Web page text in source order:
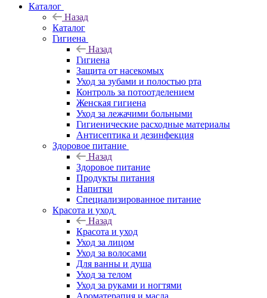
Каталог
Назад
Каталог
Гигиена
Назад
Гигиена
Защита от насекомых
Уход за зубами и полостью рта
Контроль за потоотделением
Женская гигиена
Уход за лежачими больными
Гигиенические расходные материалы
Антисептика и дезинфекция
Здоровое питание
Назад
Здоровое питание
Продукты питания
Напитки
Специализированное питание
Красота и уход
Назад
Красота и уход
Уход за лицом
Уход за волосами
Для ванны и душа
Уход за телом
Уход за руками и ногтями
Ароматерапия и масла